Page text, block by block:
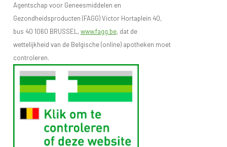
Agentschap voor Geneesmiddelen en
Gezondheidsproducten (FAGG) Victor Hortaplein 40,
bus 40 1060 BRUSSEL,www.fagg.be, dat de
wettelijkheid van de Belgische (online) apotheken moet
controleren.